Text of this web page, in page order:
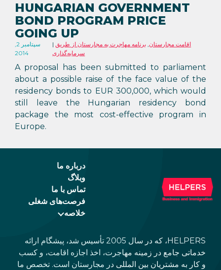
HUNGARIAN GOVERNMENT
BOND PROGRAM PRICE
GOING UP
سپتامبر 2,
2014
اقامت مجارستان, برنامه مهاجرت به مجارستان از طریق
سرمایه‌گذاری
A proposal has been submitted to parliament
about a possible raise of the face value of the
residency bonds to EUR 300,000, which would
still leave the Hungarian residency bond
package the most cost-effective program in
Europe.
درباره ما
وبلاگ
تماس با ما
فرصت‌های شغلی
خلاصه
HELPERS، که در سال 2005 تأسیس شد، پیشگام ارائه
خدماتی جامع در زمینه مهاجرت، اخذ اجازه اقامت، و کسب
و کار به مشتریان بین المللی در مجارستان است. تخصص ما